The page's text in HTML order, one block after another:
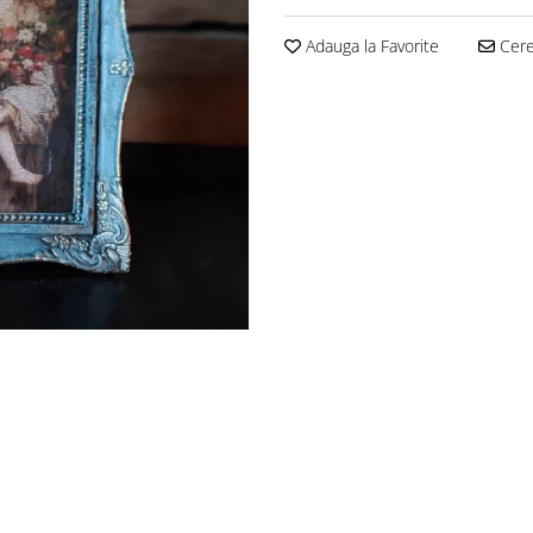
Adauga la Favorite